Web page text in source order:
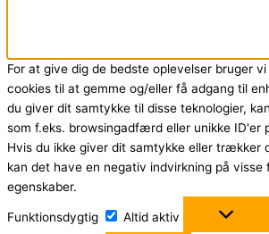
For at give dig de bedste oplevelser bruger
cookies til at gemme og/eller få adgang til
du giver dit samtykke til disse teknologier,
som f.eks. browsingadfærd eller unikke ID'er
Hvis du ikke giver dit samtykke eller trækker
kan det have en negativ indvirkning på visse
egenskaber.
Funktionsdygtig
Altid aktiv